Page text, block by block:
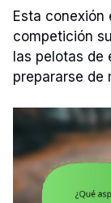
Esta conexión
competición
las pelotas de
prepararse de